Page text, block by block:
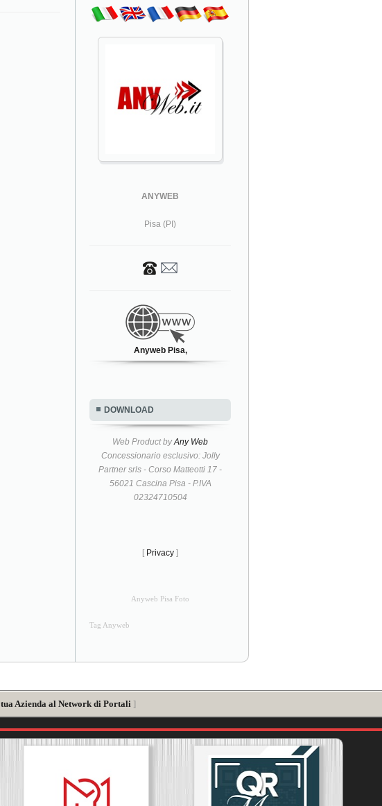
ANYWEB
Pisa (PI)
Anyweb Pisa,
DOWNLOAD
Web Product byAny Web
Concessionario esclusivo: Jolly
Partner srls - Corso Matteotti 17 -
56021 Cascina Pisa - P.IVA
02324710504
[ Privacy ]
Anyweb Pisa Foto
Tag Anyweb
Azienda al Network di Portali ]